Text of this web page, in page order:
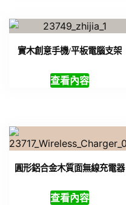
實木創意手機/平板電腦支架
查看內容
圓形鋁合金木質面無線充電器
查看內容